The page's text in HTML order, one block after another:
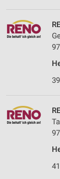
Quellen
Entwicklung
Geräte